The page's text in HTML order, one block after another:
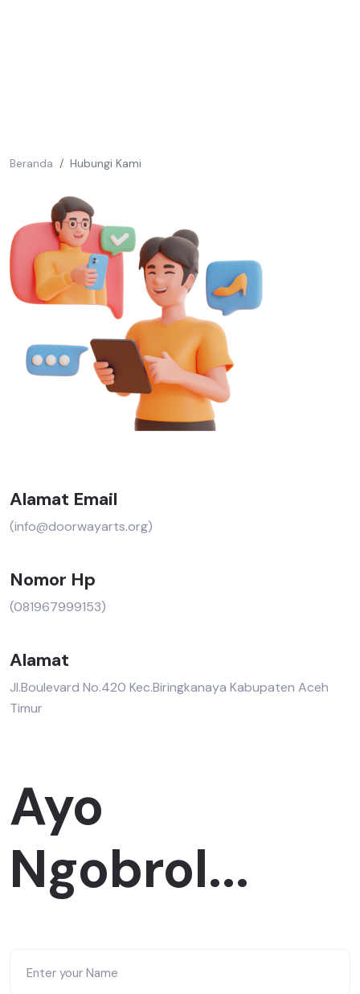
Beranda Hubungi Kami
Alamat Email
(info@doorwayarts.org)
Nomor Hp
(081967999153)
Alamat
Jl.Boulevard No.420 Kec.Biringkanaya Kabupaten Aceh
Timur
Ayo
Ngobrol...